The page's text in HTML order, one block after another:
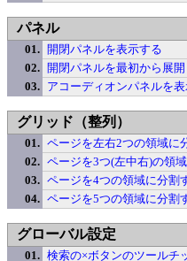
パネル
開閉パネルを表示する
開閉パネルを最初から展
アコーディオンパネルを
グリッド（整列）
ページを左右2つの領域に
ページを3つ(左中右)の領
ページを4つの領域に分割
ページを5つの領域に分割
グローバル設定
検索の×ボタンのツールチ